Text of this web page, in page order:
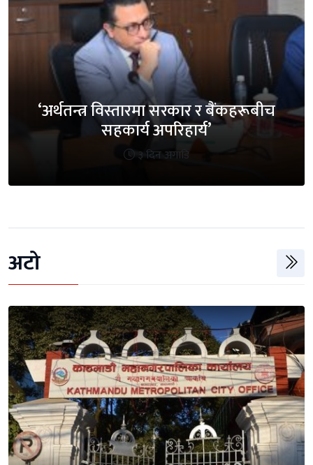
‘अर्थतन्त्र विस्तारमा सरकार र बैंकहरूबीच
सहकार्य अपरिहार्य’
३ दिन अगाडि
अटो